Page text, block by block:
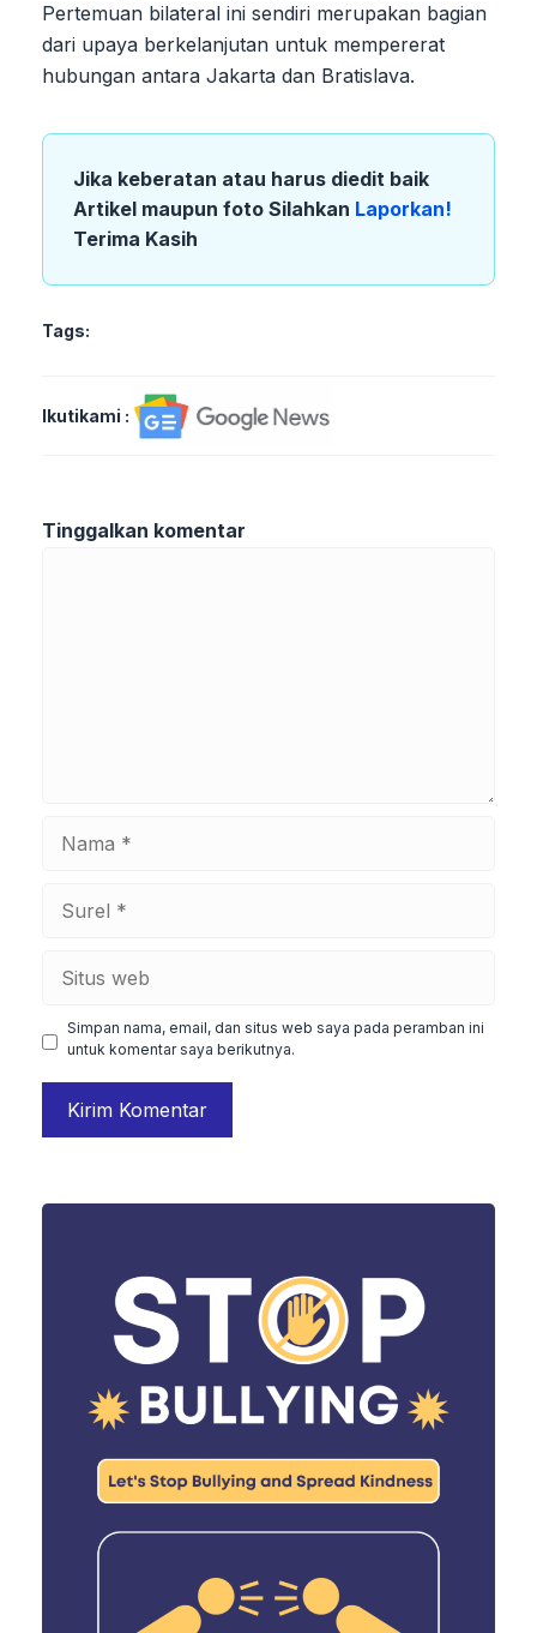
Pertemuan bilateral ini sendiri merupakan bagian
dari upaya berkelanjutan untuk mempererat
hubungan antara Jakarta dan Bratislava.
Jika keberatan atau harus diedit baik
Artikel maupun foto Silahkan Laporkan!
Terima Kasih
Tags:
Ikutikami :
Tinggalkan komentar
Simpan nama, email, dan situs web saya pada peramban ini
untuk komentar saya berikutnya.